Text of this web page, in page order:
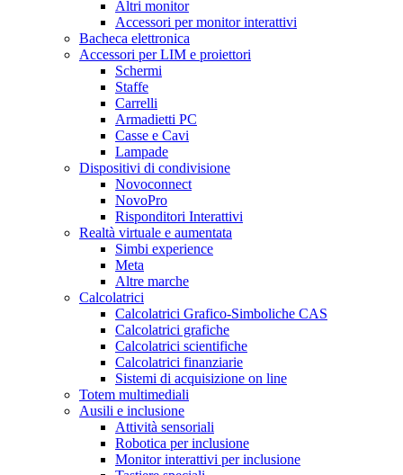
Altri monitor
Accessori per monitor interattivi
Bacheca elettronica
Accessori per LIM e proiettori
Schermi
Staffe
Carrelli
Armadietti PC
Casse e Cavi
Lampade
Dispositivi di condivisione
Novoconnect
NovoPro
Risponditori Interattivi
Realtà virtuale e aumentata
Simbi experience
Meta
Altre marche
Calcolatrici
Calcolatrici Grafico-Simboliche CAS
Calcolatrici grafiche
Calcolatrici scientifiche
Calcolatrici finanziarie
Sistemi di acquisizione on line
Totem multimediali
Ausili e inclusione
Attività sensoriali
Robotica per inclusione
Monitor interattivi per inclusione